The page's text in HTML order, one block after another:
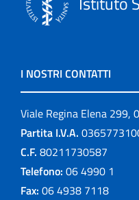
I NOSTRI CONTATTI
Viale Regina Elena 299,
Partita I.V.A.
C.F. 80211730587
Telefono: 06 4990 1
Fax: 06 4938 7118